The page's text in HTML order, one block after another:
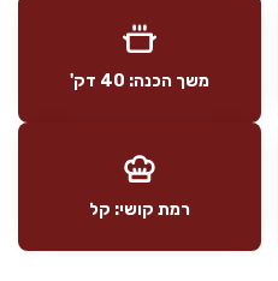
משך הכנה: 40 דק'
רמת קושי: קל